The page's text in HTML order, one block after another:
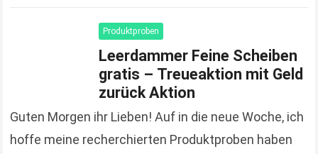
Produktproben
Leerdammer Feine Scheiben
gratis – Treueaktion mit Geld
zurück Aktion
Guten Morgen ihr Lieben! Auf in die neue Woche, ich
hoffe meine recherchierten Produktproben haben